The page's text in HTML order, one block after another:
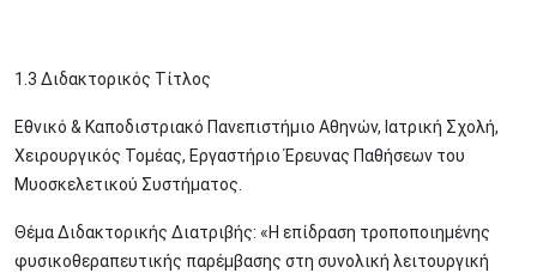
1.3 Διδακτορικός Τίτλος
Εθνικό & Καποδιστριακό Πανεπιστήμιο Αθηνών, Ιατρική Σχολή,
Χειρουργικός Τομέας, Εργαστήριο Έρευνας Παθήσεων του
Μυοσκελετικού Συστήματος.
Θέμα Διδακτορικής Διατριβής: «Η επίδραση τροποποιημένης
φυσικοθεραπευτικής παρέμβασης στη συνολική λειτουργική